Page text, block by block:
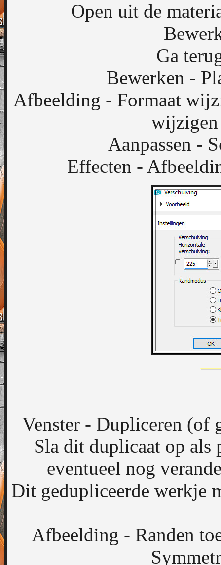
Open uit de
Ga
Bewerken -
Afbeelding - Formaat
Aanpassen -
Effecten -
Venster - Dupliceren (of
Sla dit duplicaat op als
eventueel nog
Dit gedupliceerde werkje
Afbeelding - Randen